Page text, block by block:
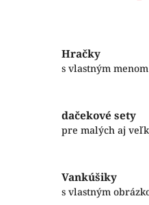
Hračky
s vlastným menom
dačekové sety
pre malých aj
Vankúšiky
s vlastným